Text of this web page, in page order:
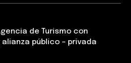
de Turismo con
público – privada